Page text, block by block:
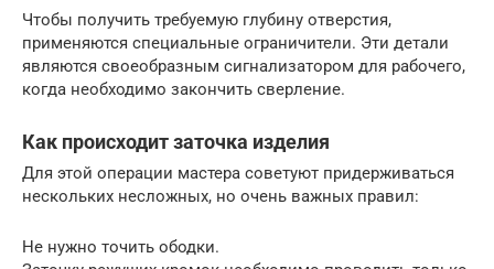
Чтобы получить требуемую глубину отверстия,
применяются специальные ограничители. Эти детали
являются своеобразным сигнализатором для рабочего,
когда необходимо закончить сверление.
Как происходит заточка изделия
Для этой операции мастера советуют придерживаться
нескольких несложных, но очень важных правил:
Не нужно точить ободки.